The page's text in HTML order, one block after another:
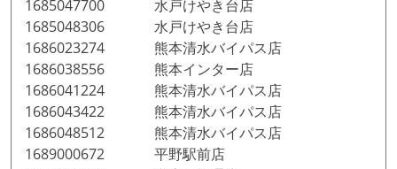
1685047700 水戸けやき台店
1685048306 水戸けやき台店
1686023274 熊本清水バイパス店
1686038556 熊本インター店
1686041224 熊本清水バイパス店
1686043422 熊本清水バイパス店
1686048512 熊本清水バイパス店
1689000672 平野駅前店